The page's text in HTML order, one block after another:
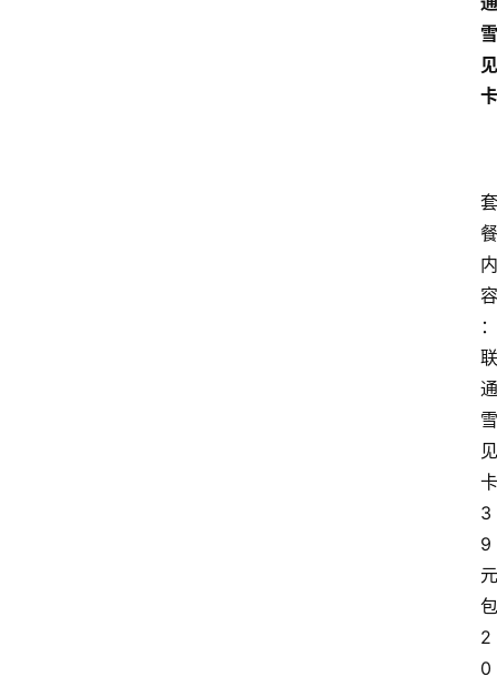
雪
见
卡
套
餐
内
容
：
联
通
雪
见
卡
3
9
元
包
2
0